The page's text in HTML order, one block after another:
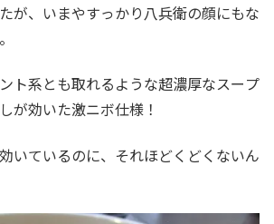
が、いまやすっかり八兵衛の顔にもな
ト系とも取れるような超濃厚なスープ
が効いた激ニボ仕様！
いているのに、それほどくどくないん